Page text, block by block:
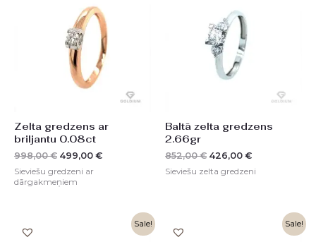
Zelta gredzens ar
briljantu 0.08ct
998,00€
998,00 €.
499,00 €
499,00 €.
Sieviešu gredzeni ar
dārgakmeņiem
Baltā zelta gredzens
2.66gr
852,00€
852,00 €.
426,00 €
Sieviešu zelta gredzeni
Sale!
Current
Sale!
Current